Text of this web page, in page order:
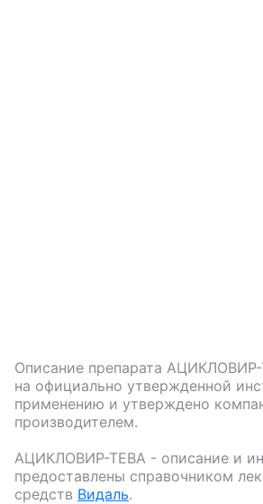
Описание препарата АЦИКЛОВИР-
на официально утвержденной
применению и утверждено
производителем.
АЦИКЛОВИР-ТЕВА - описание и
предоставлены справочником
средств Видаль.